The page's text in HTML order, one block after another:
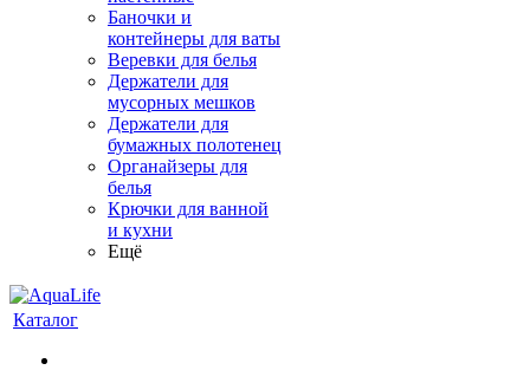
Баночки и
контейнеры для ваты
Веревки для белья
Держатели для
мусорных мешков
Держатели для
бумажных полотенец
Органайзеры для
белья
Крючки для ванной
и кухни
Ещё
Каталог